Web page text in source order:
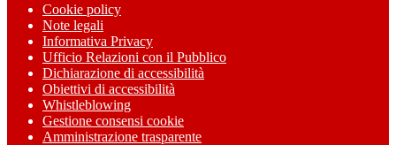
Cookie policy
Note legali
Informativa Privacy
Ufficio Relazioni con il Pubblico
Dichiarazione di accessibilità
Obiettivi di accessibilità
Whistleblowing
Gestione consensi cookie
Amministrazione trasparente